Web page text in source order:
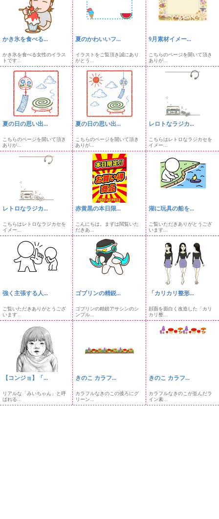
かき氷を食べる...
かき氷を食べる女性のイラス
トです...
夏のかわいいフ...
イラストをご覧頂き誠にあり
がとう...
9月素材イメー...
こちらのページを開いて頂き
ありが...
夏の日の思い出...
こちらのページを開いて頂き
ありが...
夏の日の思い出...
こちらのページを開いて頂き
ありが...
レロトなラジカ...
こちらはレトロなラジカセを
イメー...
レトロなラジカ...
こちらはレトロなラジカセを
イメー...
赤黄黒の本日限...
こんにちは。まずは閲覧いた
だきあ...
湖に玩具の船を...
ご覧いただきありがとうござ
います...
強く主張する人...
ご覧いただきありがとうござ
います...
ゴブリンの精鋭...
ゴブリンの精鋭アサシンのシ
ンプル...
「カリカリ整形...
顔面を面白く改造した「カリ
カリ整...
【コンジョ】「...
リアルな「みいちゃん」と呼
ばれる...
きのこ カラフ...
カラフルなきのこの後ろにグ
リーン...
きのこ カラフ...
カラフルなきのこが並んだラ
イン素...